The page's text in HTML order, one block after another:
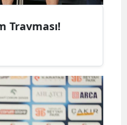
Denizli
Diyarbakır
Edirne
Travması!